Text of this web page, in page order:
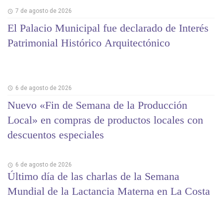
7 de agosto de 2026
El Palacio Municipal fue declarado de Interés
Patrimonial Histórico Arquitectónico
6 de agosto de 2026
Nuevo «Fin de Semana de la Producción
Local» en compras de productos locales con
descuentos especiales
6 de agosto de 2026
Último día de las charlas de la Semana
Mundial de la Lactancia Materna en La Costa